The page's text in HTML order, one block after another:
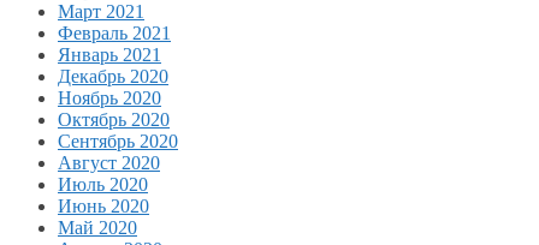
Март 2021
Февраль 2021
Январь 2021
Декабрь 2020
Ноябрь 2020
Октябрь 2020
Сентябрь 2020
Август 2020
Июль 2020
Июнь 2020
Май 2020